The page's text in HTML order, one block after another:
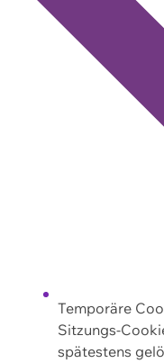
Temporäre
Sitzungs-
spätestens